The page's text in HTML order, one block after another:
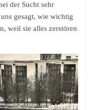
der Sucht sehr
gesagt, wie wichtig
weil sie alles zerstören